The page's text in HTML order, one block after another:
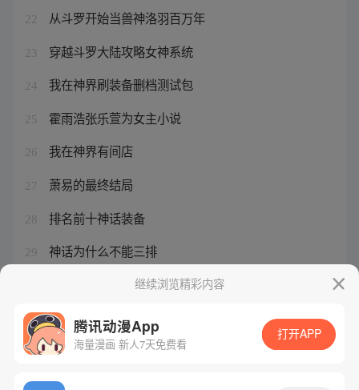
22 从斗罗开始当兽神洛羽百万年
23 穿越斗罗大陆攻略女神系统
24 我在神界刷装备删档测试包
25 霍雨浩张乐萱为女主小说
26 我在神界有间店
27 萧易的最终结局
28 排名前十神话装备
29 神话为什么不能三排
地下城与勇士神话装备怎么获得
继续浏览精彩内容
腾讯动漫App
海量漫画 新人7天免费看
打开APP